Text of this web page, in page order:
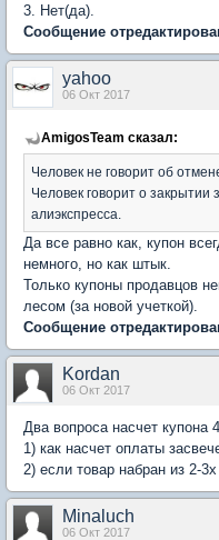
3. Нет(да).
Сообщение
yahoo
06 Окт 2017
AmigosTeam сказал:
Человек не говорит об
Человек говорит о закрытии
алиэкспресса.
Да все равно как, купон
немного, но как штык.
Только купоны продавцов
лесом (за новой учеткой).
Сообщение
Kordan
06 Окт 2017
Два вопроса насчет купона
1) как насчет оплаты
2) если товар набран из 2-
Minaluch
06 Окт 2017